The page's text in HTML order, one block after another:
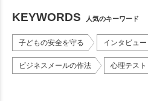
KEYWORDS 人気のキーワード
子どもの安全を守る インタビュー
ビジネスメールの作法 心理テスト